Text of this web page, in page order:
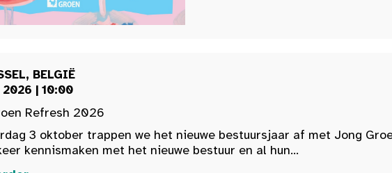
BELGIË
| 10:00
Refresh 2026
3 oktober trappen we het nieuwe bestuursjaar af met Jong
kennismaken met het nieuwe bestuur en al hun...